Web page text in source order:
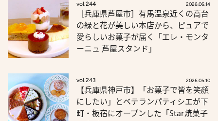
vol.244 2026.06.14
［兵庫県芦屋市］有馬温泉近くの高台
の緑と花が美しい本店から、ピュアで
愛らしいお菓子が届く「エレ・モンタ
ーニュ 芦屋スタンド」
vol.243 2026.05.10
【兵庫県神戸市】「お菓子で皆を笑顔
にしたい」とベテランパティシエが下
町・板宿にオープンした「Star焼菓子